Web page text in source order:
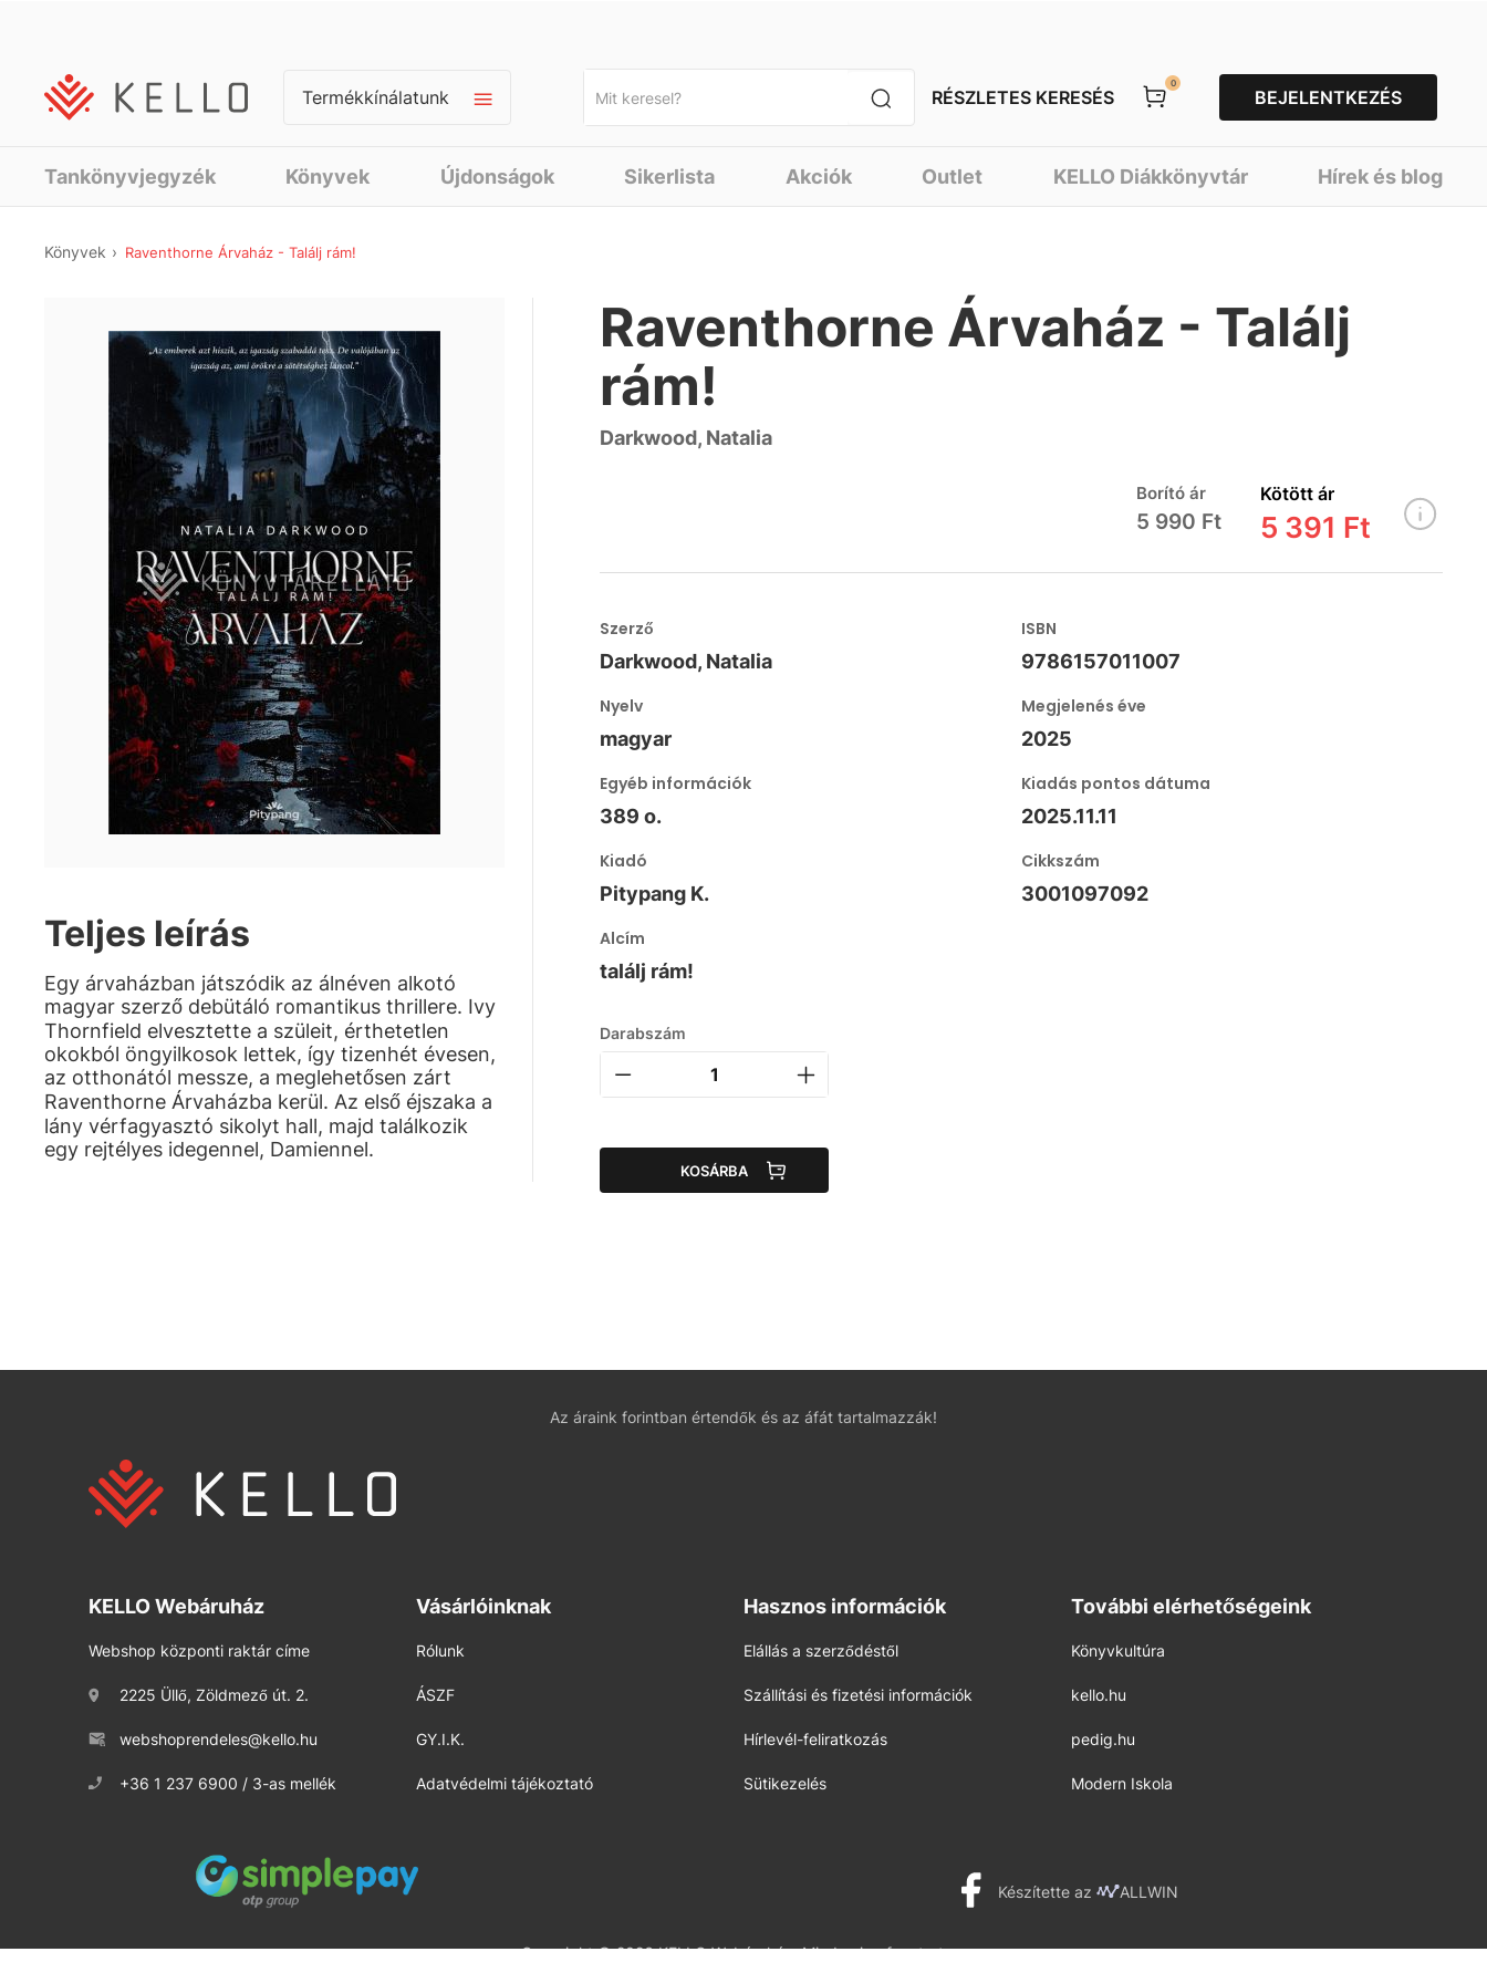
Termékkínálatunk RÉSZLETES KERESÉS
0
BEJELENTKEZÉS
Tankönyvjegyzék Könyvek Újdonságok Sikerlista Akciók Outlet KELLO Diákkönyvtár Hírek és blog
Könyvek Raventhorne Árvaház - Találj rám!
Teljes leírás
Egy árvaházban játszódik az álnéven alkotó
magyar szerző debütáló romantikus thrillere. Ivy
Thornfield elvesztette a szüleit, érthetetlen
okokból öngyilkosok lettek, így tizenhét évesen,
az otthonától messze, a meglehetősen zárt
Raventhorne Árvaházba kerül. Az első éjszaka a
lány vérfagyasztó sikolyt hall, majd találkozik
egy rejtélyes idegennel, Damiennel.
Raventhorne Árvaház - Találj
rám!
Darkwood, Natalia
Borító ár
5 990 Ft
Kötött ár
5 391 Ft
Szerző
Darkwood, Natalia
ISBN
9786157011007
Nyelv
magyar
Megjelenés éve
2025
Egyéb információk
389 o.
Kiadás pontos dátuma
2025.11.11
Kiadó
Pitypang K.
Cikkszám
3001097092
Alcím
találj rám!
Darabszám
KOSÁRBA
Az áraink forintban értendők és az áfát tartalmazzák!
KELLO Webáruház
Webshop központi raktár címe
2225 Üllő, Zöldmező út. 2.
webshoprendeles@kello.hu
+36 1 237 6900 / 3-as mellék
Vásárlóinknak
Rólunk
ÁSZF
GY.I.K.
Adatvédelmi tájékoztató
Hasznos információk
Elállás a szerződéstől
Szállítási és fizetési információk
Hírlevél-feliratkozás
Sütikezelés
További elérhetőségeink
Könyvkultúra
kello.hu
pedig.hu
Modern Iskola
Készítette az ALLWIN
Copyright © 2026 KELLO Webáruház. Minden jog fenntartva.